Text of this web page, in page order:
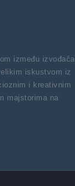
između izvođača
iskustvom iz
i kreativnim
majstorima na